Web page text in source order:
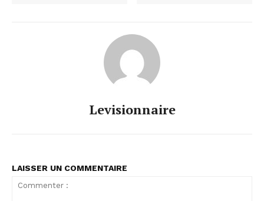
Levisionnaire
LAISSER UN COMMENTAIRE